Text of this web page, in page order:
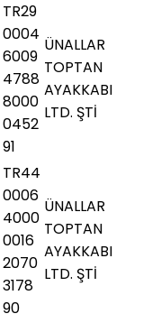
TR29
0004
6009
4788
8000
0452
91
ÜNALLAR
TOPTAN
AYAKKABI
LTD. ŞTİ
TR44
0006
4000
0016
2070
3178
90
ÜNALLAR
TOPTAN
AYAKKABI
LTD. ŞTİ